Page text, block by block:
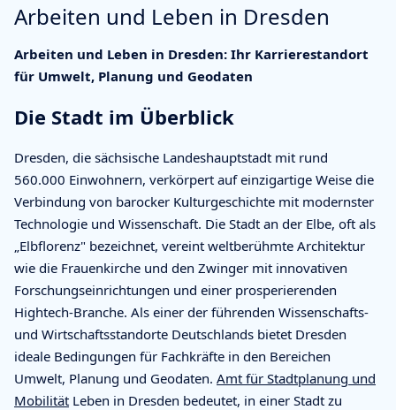
Arbeiten und Leben in Dresden
Arbeiten und Leben in Dresden: Ihr Karrierestandort
für Umwelt, Planung und Geodaten
Die Stadt im Überblick
Dresden, die sächsische Landeshauptstadt mit rund
560.000 Einwohnern, verkörpert auf einzigartige Weise die
Verbindung von barocker Kulturgeschichte mit modernster
Technologie und Wissenschaft. Die Stadt an der Elbe, oft als
„Elbflorenz" bezeichnet, vereint weltberühmte Architektur
wie die Frauenkirche und den Zwinger mit innovativen
Forschungseinrichtungen und einer prosperierenden
Hightech-Branche. Als einer der führenden Wissenschafts-
und Wirtschaftsstandorte Deutschlands bietet Dresden
ideale Bedingungen für Fachkräfte in den Bereichen
Umwelt, Planung und Geodaten. Amt für Stadtplanung und
Mobilität Leben in Dresden bedeutet, in einer Stadt zu